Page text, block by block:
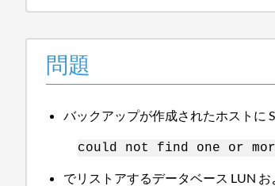
問題
バックアップが作成されたホストに
could not find one or
でリストアするデータベース LUN